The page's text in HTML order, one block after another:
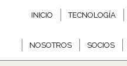
INICIO TECNOLOGÍA
NOSOTROS SOCIOS